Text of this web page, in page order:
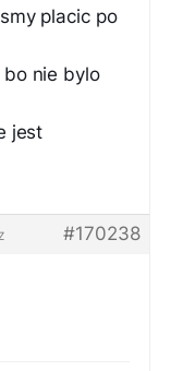
placic po
nie bylo
jest
#170238